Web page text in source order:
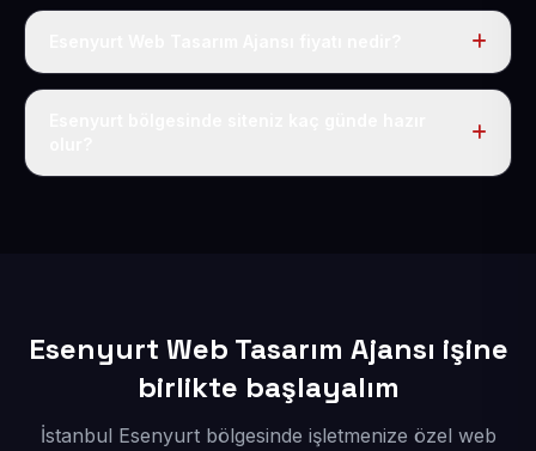
Tek fiyat uygulanır: yıllık 50 USD + KDV. Bu bedele alan
Esenyurt Web Tasarım Ajansı işine
birlikte başlayalım
İstanbul Esenyurt bölgesinde işletmenize özel web